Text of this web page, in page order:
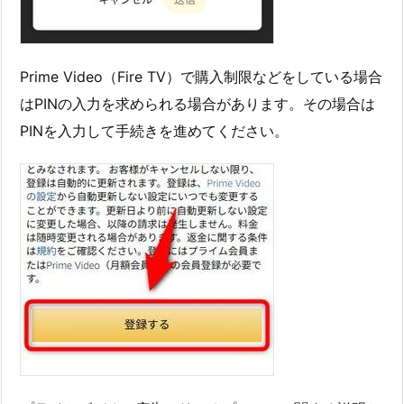
Prime Video（Fire TV）で購入制限などをしている場合
はPINの入力を求められる場合があります。その場合は
PINを入力して手続きを進めてください。